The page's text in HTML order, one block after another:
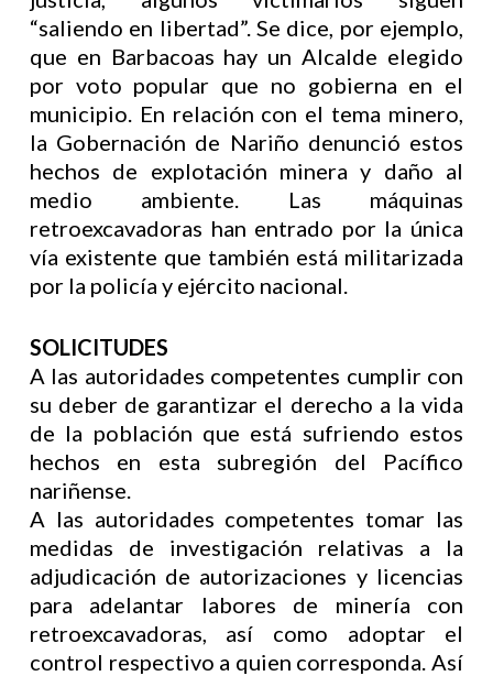
“saliendo en libertad”. Se dice, por ejemplo,
que en Barbacoas hay un Alcalde elegido
por voto popular que no gobierna en el
municipio. En relación con el tema minero,
la Gobernación de Nariño denunció estos
hechos de explotación minera y daño al
medio ambiente. Las máquinas
retroexcavadoras han entrado por la única
vía existente que también está militarizada
por la policía y ejército nacional.
SOLICITUDES
A las autoridades competentes cumplir con
su deber de garantizar el derecho a la vida
de la población que está sufriendo estos
hechos en esta subregión del Pacífico
nariñense.
A las autoridades competentes tomar las
medidas de investigación relativas a la
adjudicación de autorizaciones y licencias
para adelantar labores de minería con
retroexcavadoras, así como adoptar el
control respectivo a quien corresponda. Así